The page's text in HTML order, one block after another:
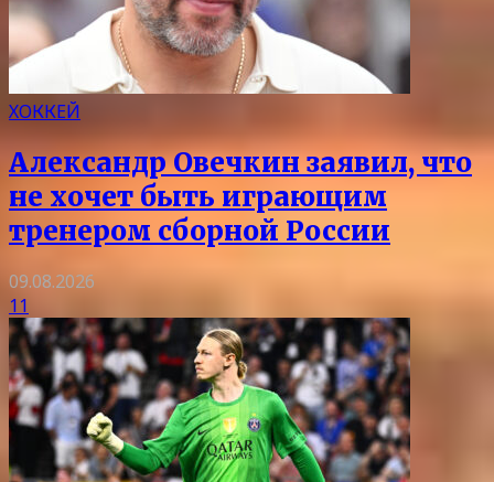
ХОККЕЙ
Александр Овечкин заявил, что
не хочет быть играющим
тренером сборной России
09.08.2026
11